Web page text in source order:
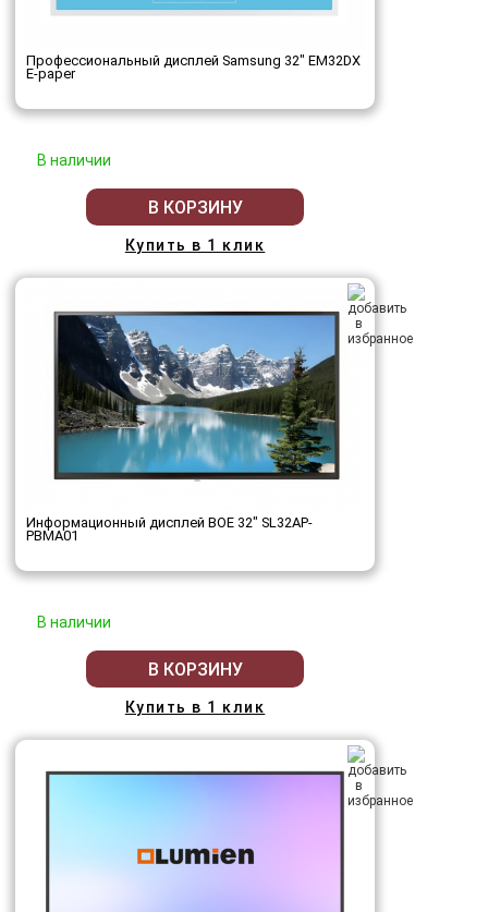
Профессиональный дисплей Samsung 32" EM32DX
E-paper
В наличии
В КОРЗИНУ
Купить в 1 клик
Информационный дисплей BOE 32" SL32AP-
PBMA01
В наличии
В КОРЗИНУ
Купить в 1 клик